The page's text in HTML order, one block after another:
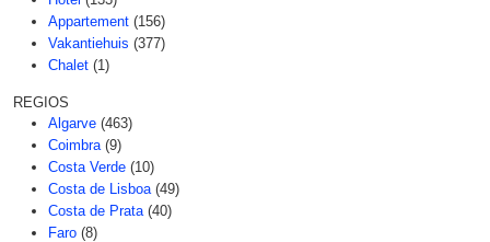
Appartement (156)
Vakantiehuis (377)
Chalet (1)
REGIOS
Algarve (463)
Coimbra (9)
Costa Verde (10)
Costa de Lisboa (49)
Costa de Prata (40)
Faro (8)